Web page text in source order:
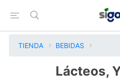
TIENDA BEBIDAS
Lácteos,